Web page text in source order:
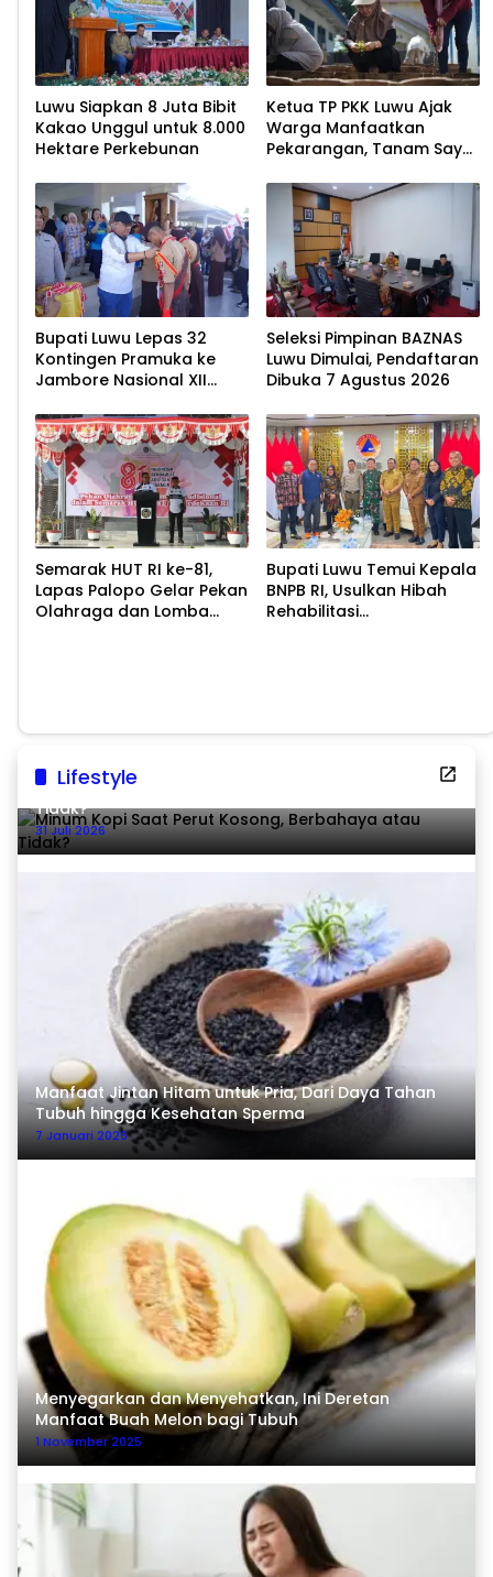
Luwu Siapkan 8 Juta Bibit
Kakao Unggul untuk 8.000
Hektare Perkebunan
Ketua TP PKK Luwu Ajak
Warga Manfaatkan
Pekarangan, Tanam Sayur
Bupati Luwu Lepas 32
Kontingen Pramuka ke
Jambore Nasional XII
Seleksi Pimpinan BAZNAS
Luwu Dimulai, Pendaftaran
Dibuka 7 Agustus 2026
Semarak HUT RI ke-81,
Lapas Palopo Gelar Pekan
Olahraga dan Lomba
Bupati Luwu Temui Kepala
BNPB RI, Usulkan Hibah
Rehabilitasi
Lifestyle
Minum Kopi Saat Perut Kosong, Berbahaya atau
Tidak?
31 Juli 2026
Manfaat Jintan Hitam untuk Pria, Dari Daya Tahan
Tubuh hingga Kesehatan Sperma
7 Januari 2026
Menyegarkan dan Menyehatkan, Ini Deretan
Manfaat Buah Melon bagi Tubuh
1 November 2025